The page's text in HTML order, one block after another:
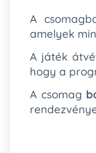
A
amelyek
A játék
hogy a
A csomag